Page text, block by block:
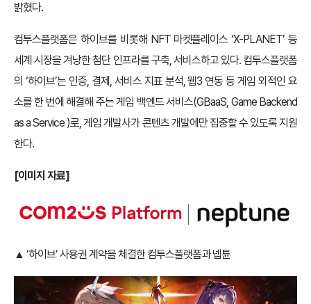
밝혔다.
컴투스플랫폼은 하이브를 비롯해 NFT 마켓플레이스 ‘X-PLANET’ 등
세계 시장을 겨냥한 첨단 인프라를 구축, 서비스하고 있다. 컴투스플랫폼
의 ‘하이브’는 인증, 결제, 서비스 지표 분석, 웹3 연동 등 게임 외적인 요
소를 한 번에 해결해 주는 게임 백엔드 서비스(GBaaS, Game Backend
as a Service )로, 게임 개발사가 콘텐츠 개발에만 집중할 수 있도록 지원
한다.
[이미지 자료]
▲ ‘하이브’ 사용권 계약을 체결한 컴투스플랫폼과 넵튠